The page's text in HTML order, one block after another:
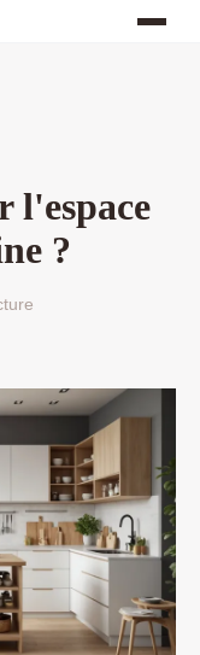
l'espace
?